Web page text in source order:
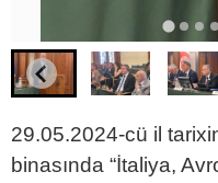
29.05.2024-cü il
binasında “İtaliya,